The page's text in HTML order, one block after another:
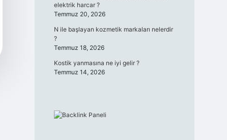
elektrik harcar ?
Temmuz 20, 2026
N ile başlayan kozmetik markaları nelerdir
?
Temmuz 18, 2026
Kostik yanmasına ne iyi gelir ?
Temmuz 14, 2026